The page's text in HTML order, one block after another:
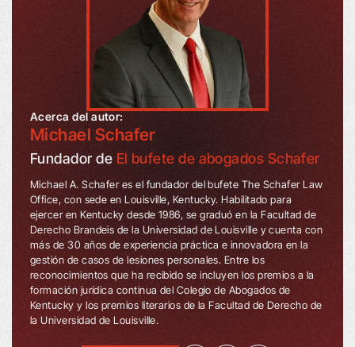
Acerca del autor:
Michael Schafer
Fundador de El bufete de abogados Schafer
Michael A. Schafer es el fundador del bufete The Schafer Law
Office, con sede en Louisville, Kentucky. Habilitado para
ejercer en Kentucky desde 1986, se graduó en la Facultad de
Derecho Brandeis de la Universidad de Louisville y cuenta con
más de 30 años de experiencia práctica e innovadora en la
gestión de casos de lesiones personales. Entre los
reconocimientos que ha recibido se incluyen los premios a la
formación jurídica continua del Colegio de Abogados de
Kentucky y los premios literarios de la Facultad de Derecho de
la Universidad de Louisville.